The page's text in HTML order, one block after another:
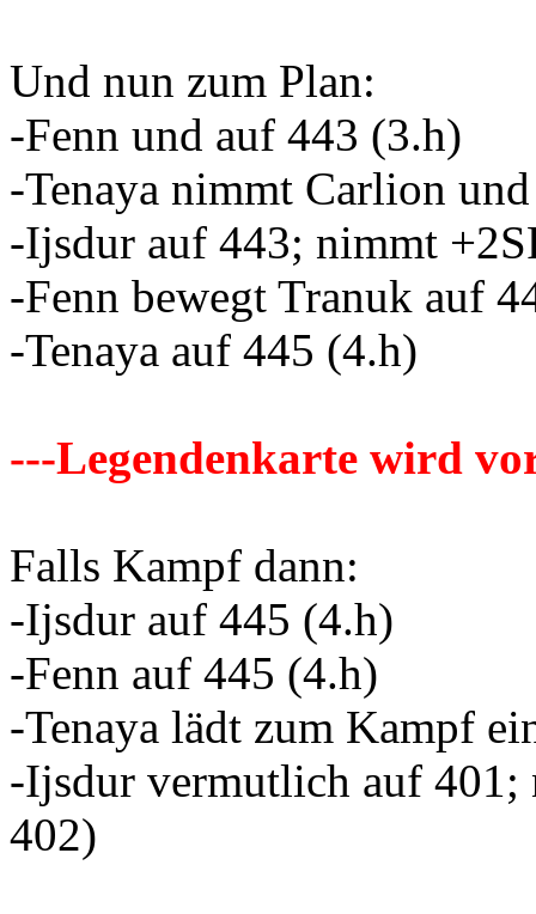
Und nun zum Plan:
-Fenn und auf 443 (3.h)
-Tenaya nimmt Carlion
-Ijsdur auf 443; nimmt
-Fenn bewegt Tranuk auf
-Tenaya auf 445 (4.h)
---Legendenkarte wird
Falls Kampf dann:
-Ijsdur auf 445 (4.h)
-Fenn auf 445 (4.h)
-Tenaya lädt zum Kampf
-Ijsdur vermutlich auf 401;
402)